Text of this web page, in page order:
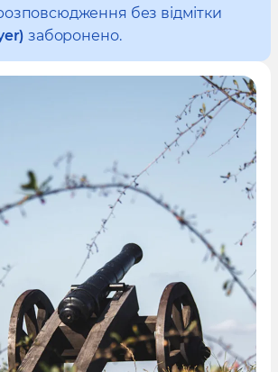
без відмітки
заборонено.